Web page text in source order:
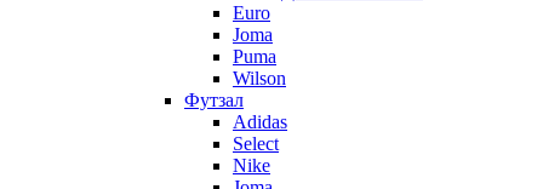
Euro
Joma
Puma
Wilson
Футзал
Adidas
Select
Nike